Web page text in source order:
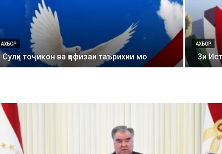
АХБОР
Сулҳи тоҷикон ва ҳофизаи таърихии мо
АХБОР
Зи